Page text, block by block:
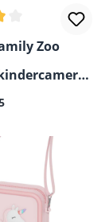
waardering
Zoo